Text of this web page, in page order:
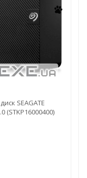
SEAGATE
(STKP16000400)